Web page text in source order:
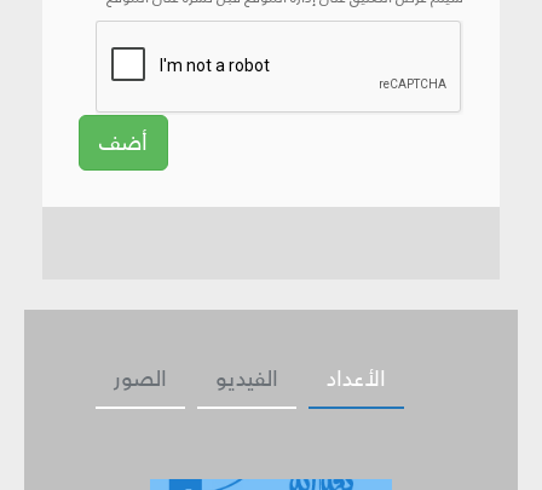
أضف
الصور الفيديو الأعداد